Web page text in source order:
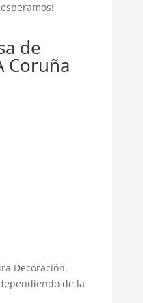
de
Coruña
Decoración.
de la